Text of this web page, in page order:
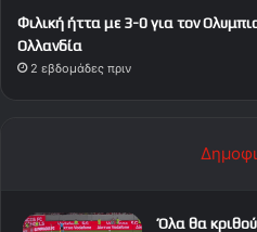
Φιλική ήττα με 3-0 για τον
Ολλανδία
2 εβδομάδες πριν
Όλα θα